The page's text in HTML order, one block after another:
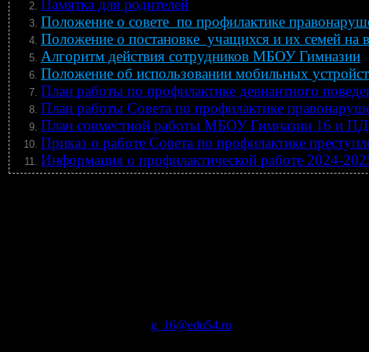
Памятка для родителей
Положение о совете по профилактике
Положение о постановке учащихся и их семей на
Алгоритм действия сотрудников МБОУ Гимназии
Положение об использовании мобильных
План работы по профилактике девиантного
План работы Совета по профилактике
План совместной работы МБОУ Гимназии 16 и
Приказ о работе Совета по профилактике
Информация о профилактической работе 2024-
g_16@edu54.ru